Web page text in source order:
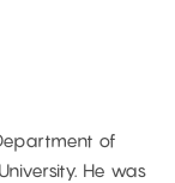
of
He was